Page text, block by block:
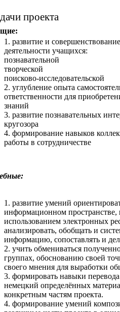
проекта
1. развитие и
деятельности учащихся:
познавательной
творческой
поисково-исследовательской
2. углубление опыта
ответственности для
знаний
3. развитие познавательных
кругозора
4. формирование навыков
работы в сотрудничестве
1. развитие умений
информационном пространстве,
использованием электронных
анализировать, обобщать и
информацию, сопоставлять и
2. учить обмениваться
группах, обоснованию своей
своего мнения для выработки
3. формировать навыки перевода
немецкий определённых
конкретным частям проекта.
4. формирование умений